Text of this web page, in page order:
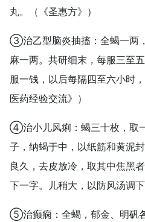
丸。（《圣惠方》）
③治乙型脑炎抽搐：全蝎一两
麻一两。共研细末，每服三至
服一钱，以后每隔四至六小时
医药经验交流》）
④治小儿风痢：蝎三十枚，取
子，纳蝎于中，以纸筋和黄泥
良久，去皮放冷，取其中焦黑
下一字。儿稍大，以防风汤调
⑤治癫痫：全蝎，郁金、明矾